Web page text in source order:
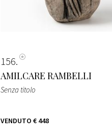
156
AMILCARE RAMBELLI
Senza titolo
VENDUTO € 448